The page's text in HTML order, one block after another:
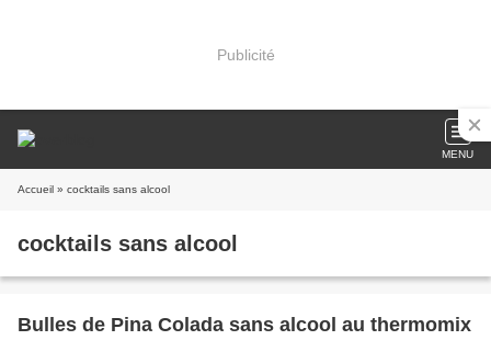
Publicité
MENU
Accueil » cocktails sans alcool
cocktails sans alcool
Bulles de Pina Colada sans alcool au thermomix